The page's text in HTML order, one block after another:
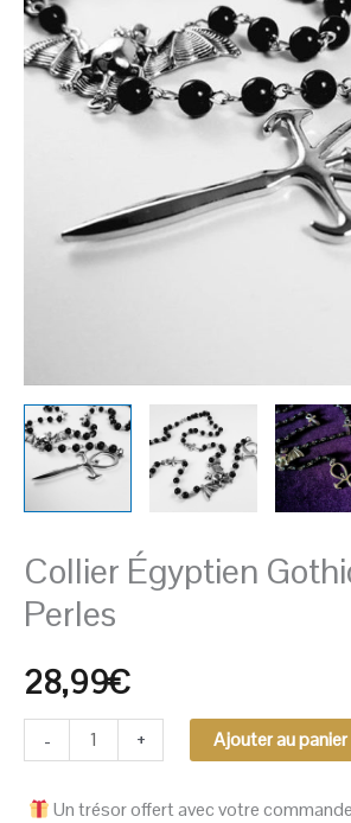
Collier Égyptien
Perles
28,99€
-
Égyptien
Gothique
+ Ajouter au panier
Un trésor offert avec votre